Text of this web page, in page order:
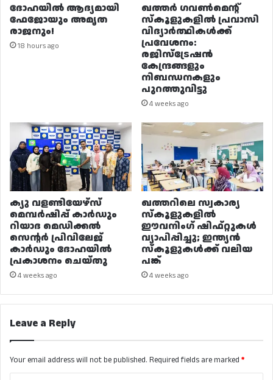
ദോഹയിൽ ആദ്യമായി
ഫേജോയും അമൃത
രാജനും!
18 hours ago
ഖത്തർ ഗവൺമെന്റ്
സ്കൂളുകളിൽ പ്രവാസി
വിദ്യാർത്ഥികൾക്ക്
പ്രവേശനം:
രജിസ്ട്രേഷൻ
കേന്ദ്രങ്ങളും
നിബന്ധനകളും
പുറത്തുവിട്ടു
4 weeks ago
ക്യു വളണ്ടിയേഴ്‌സ്
മെമ്പർഷിപ്പ് കാർഡും
റിയാദ മെഡിക്കൽ
സെന്റർ പ്രിവിലേജ്
കാർഡും ദോഹയിൽ
പ്രകാശനം ചെയ്തു
4 weeks ago
ഖത്തറിലെ സ്വകാര്യ
സ്കൂളുകളിൽ
ഈവനിംഗ് ഷിഫ്റ്റുകൾ
വ്യാപിപ്പിച്ചു; ഇന്ത്യൻ
സ്കൂളുകൾക്ക് വലിയ
പങ്ക്
4 weeks ago
Leave a Reply
Your email address will not be published. Required fields are marked *